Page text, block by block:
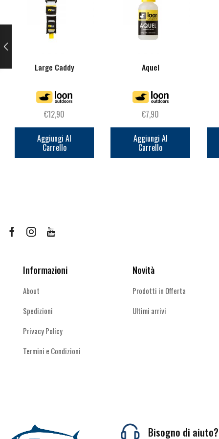
Large Caddy
€12,90
Aggiungi Al
Carrello
Aquel
€7,90
Aggiungi Al
Carrello
FacebookInstagramYoutube
Informazioni
About
Spedizioni
Privacy Policy
Termini e Condizioni
Novità
Prodotti in Offerta
Ultimi arrivi
Bisogno di aiuto?